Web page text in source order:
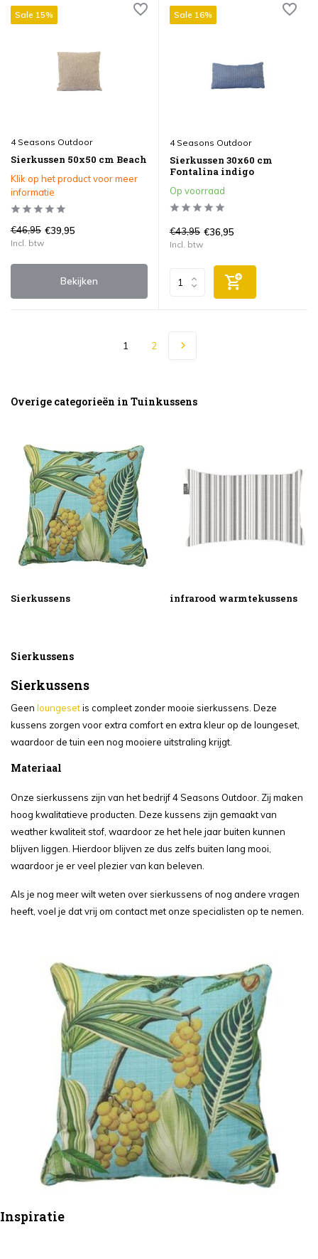
Sale 15%
4 Seasons Outdoor
Sierkussen 50x50 cm Beach
Klik op het product voor meer
informatie
€46,95 €39,95
Incl. btw
Bekijken
Sale 16%
4 Seasons Outdoor
Sierkussen 30x60 cm
Fontalina indigo
Op voorraad
€43,95 €36,95
Incl. btw
1 2
Overige categorieën in Tuinkussens
Sierkussens infrarood warmtekussens
Sierkussens
Sierkussens
Geen loungesetis compleet zonder mooie sierkussens. Deze
kussens zorgen voor extra comfort en extra kleur op de loungeset,
waardoor de tuin een nog mooiere uitstraling krijgt.
Materiaal
Onze sierkussens zijn van het bedrijf 4 Seasons Outdoor. Zij maken
hoog kwalitatieve producten. Deze kussens zijn gemaakt van
weather kwaliteit stof, waardoor ze het hele jaar buiten kunnen
blijven liggen. Hierdoor blijven ze dus zelfs buiten lang mooi,
waardoor je er veel plezier van kan beleven.
Als je nog meer wilt weten over sierkussens of nog andere vragen
heeft, voel je dat vrij om contact met onze specialisten op te nemen.
Inspiratie